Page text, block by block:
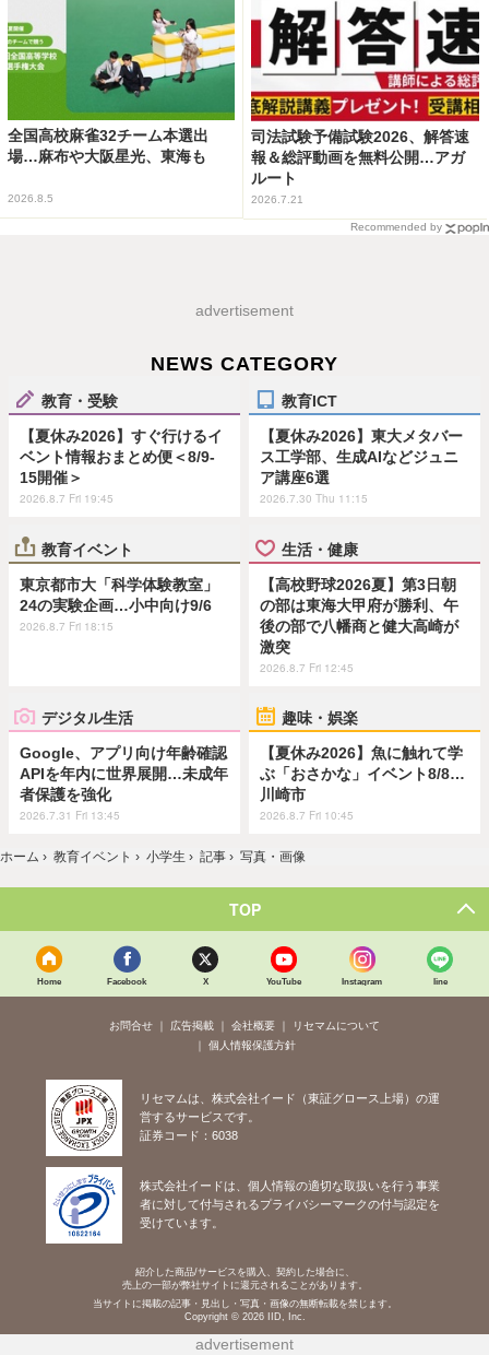
全国高校麻雀32チーム本選出
場…麻布や大阪星光、東海も
2026.8.5
司法試験予備試験2026、解答速
報＆総評動画を無料公開…アガ
ルート
2026.7.21
Recommended by
advertisement
NEWS CATEGORY
教育・受験
【夏休み2026】すぐ行けるイ
ベント情報おまとめ便＜8/9-
15開催＞
2026.8.7 Fri 19:45
教育ICT
【夏休み2026】東大メタバー
ス工学部、生成AIなどジュニ
ア講座6選
2026.7.30 Thu 11:15
教育イベント
東京都市大「科学体験教室」
24の実験企画…小中向け9/6
2026.8.7 Fri 18:15
生活・健康
【高校野球2026夏】第3日朝
の部は東海大甲府が勝利、午
後の部で八幡商と健大高崎が
激突
2026.8.7 Fri 12:45
デジタル生活
Google、アプリ向け年齢確認
APIを年内に世界展開…未成年
者保護を強化
2026.7.31 Fri 13:45
趣味・娯楽
【夏休み2026】魚に触れて学
ぶ「おさかな」イベント8/8…
川崎市
2026.8.7 Fri 10:45
ホーム › 教育イベント › 小学生 › 記事 › 写真・画像
TOP
Home Facebook X YouTube Instagram line
お問合せ 広告掲載 会社概要
リセマムについて
個人情報保護方針
リセマムは、株式会社イード（東証グロース上場）の運
営するサービスです。
証券コード：6038
株式会社イードは、個人情報の適切な取扱いを行う事業
者に対して付与されるプライバシーマークの付与認定を
受けています。
紹介した商品/サービスを購入、契約した場合に、
売上の一部が弊社サイトに還元されることがあります。
当サイトに掲載の記事・見出し・写真・画像の無断転載を禁じます。
Copyright © 2026 IID, Inc.
advertisement